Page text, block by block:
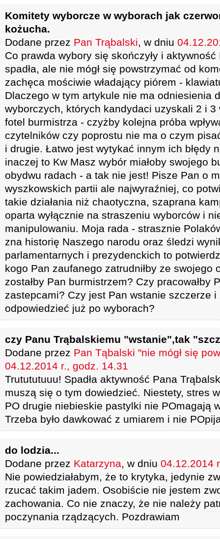
Komitety wyborcze w wyborach jak
kożucha.
Dodane przez Pan Trąbalski, w dniu
Co prawda wybory się skończyły i
spadła, ale nie mógł się powstrzymać od
zachęca mościwie władający piórem -
Dlaczego w tym artykule nie ma odniesienia
wyborczych, których kandydaci uzyskali 2 i 3
fotel burmistrza - czyżby kolejna próba
czytelników czy poprostu nie ma o czym
i drugie. Łatwo jest wytykać innym ich błędy
inaczej to Kw Masz wybór miałoby swojego
obydwu radach - a tak nie jest! Pisze Pan o
wyszkowskich partii ale najwyraźniej, co
takie działania niż chaotyczna, szaprana
oparta wyłącznie na straszeniu wyborców i
manipulowaniu. Moja rada - strasznie
zna historię Naszego narodu oraz śledzi
parlamentarnych i prezydenckich to
kogo Pan zaufanego zatrudniłby ze swojego
zostałby Pan burmistrzem? Czy pracowałby
zastepcami? Czy jest Pan wstanie szczerze i
odpowiedzieć już po wyborach?
czy Panu Trąbalskiemu "wstanie",tak
Dodane przez Pan Tąbalski "nie mógł się
04.12.2014 r., godz. 14.31
Trutututuuu! Spadła aktywność Pana
muszą się o tym dowiedzieć. Niestety, stres
PO drugie niebieskie pastylki nie POmagają
Trzeba było dawkować z umiarem i nie
do lodzia...
Dodane przez Katarzyna, w dniu 04.12.2014
Nie powiedziałabym, że to krytyka, jedynie
rzucać takim jadem. Osobiście nie jestem
zachowania. Co nie znaczy, że nie należy
poczynania rządzących. Pozdrawiam